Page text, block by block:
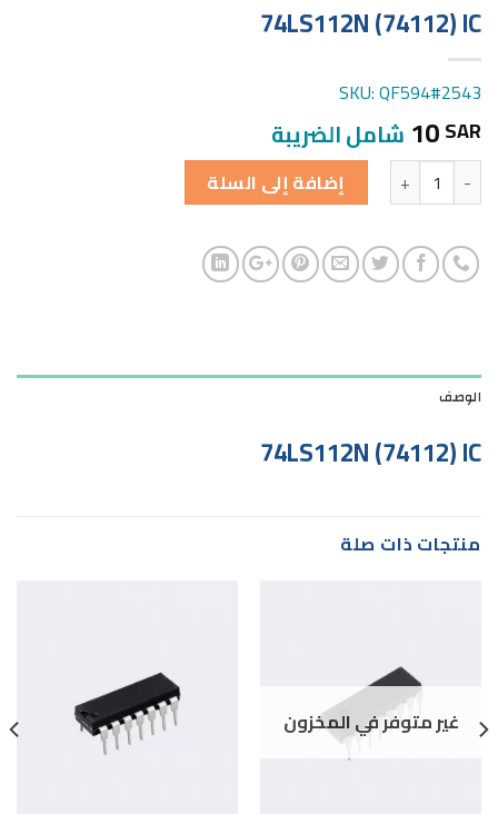
74LS112N (74112) IC
SKU: QF594#2543
10SAR شامل الضريبة
الكمية إضافة إلى السلة
الوصف
74LS112N (74112) IC
منتجات ذات صلة
غير متوفر في المخزون